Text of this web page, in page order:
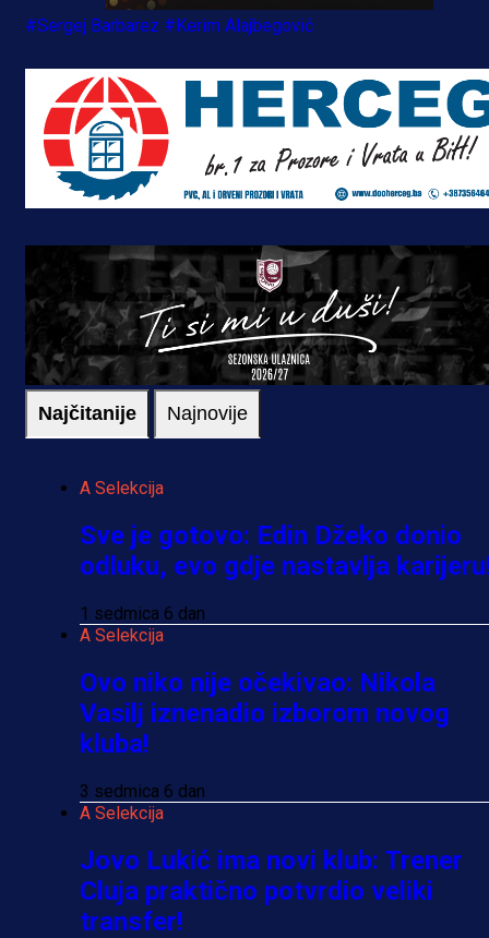
#Sergej Barbarez #Kerim Alajbegović
Najčitanije Najnovije
A Selekcija
Sve je gotovo: Edin Džeko donio
odluku, evo gdje nastavlja
1 sedmica 6 dan
A Selekcija
Ovo niko nije očekivao: Nikola
Vasilj iznenadio izborom novog
kluba!
3 sedmica 6 dan
A Selekcija
Jovo Lukić ima novi klub: Trener
Cluja praktično potvrdio veliki
transfer!